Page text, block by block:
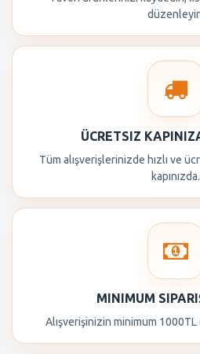
ÜCRETSIZ
Tüm alışverişlerinizde hızlı ve
kapınızda.
MINIMUM
Alışverişinizin minimum